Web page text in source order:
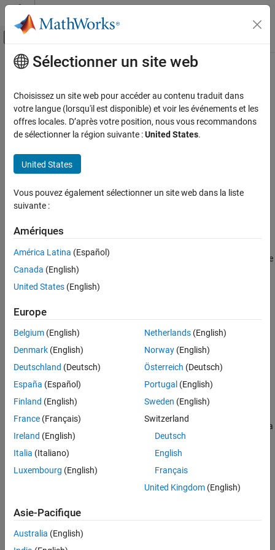
Passer au contenu
Activer/désactiver l'affichage du menu
Accueil de la documentation
Simulink PLC Coder
Ladder Diagram Integration
ON THIS PAGE
Version History
Contenu principal
PLC Controller Suite
PLC Controller
Description
typically consists of task and controller tags. There can be a single
task or multiple tasks. Tasks inside a controller are executed in
parallel. There are two types of controller blocks available in
PLC Controller Suite
PLC Controller
PLC controller suite is a block hierarchy that models a simple
complete Ladder Logic Controller structure whereas a PLC
controller block consists of ladder logic semantics. The controller
tags store the information of global variables such as DataType,
Mapping type, Port, Address etc. The global variables defined for a
ladder diagram form the input and output ports of the controller.
Version History
See Also
AOI Runner|Task
Sélectionner un site web
Choisissez un site web pour accéder au contenu traduit dans
votre langue (lorsqu'il est disponible) et voir les événements et les
offres locales. D’après votre position, nous vous recommandons
de sélectionner la région suivante :United States.
United States
Vous pouvez également sélectionner un site web dans la liste
suivante :
Amériques
América Latina (Español)
Canada (English)
United States (English)
Europe
Belgium (English)
Denmark (English)
Deutschland (Deutsch)
España (Español)
Finland (English)
France (Français)
Ireland (English)
Italia (Italiano)
Luxembourg (English)
Netherlands(English)
Norway(English)
Österreich (Deutsch)
Portugal (English)
Sweden (English)
Switzerland
Deutsch
English
Français
United Kingdom(English)
Asie-Pacifique
Australia (English)